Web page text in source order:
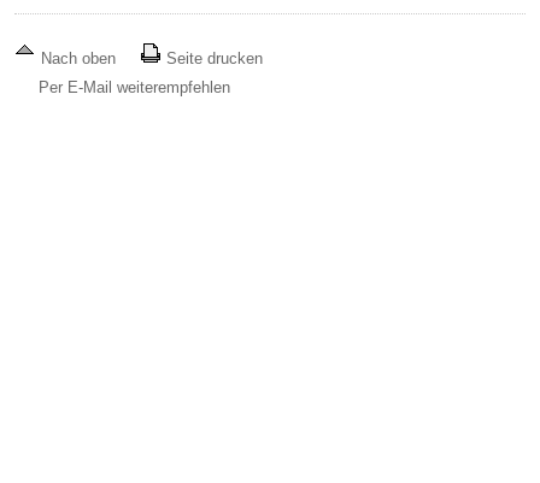
Nach oben
Seite drucken
Per E-Mail weiterempfehlen